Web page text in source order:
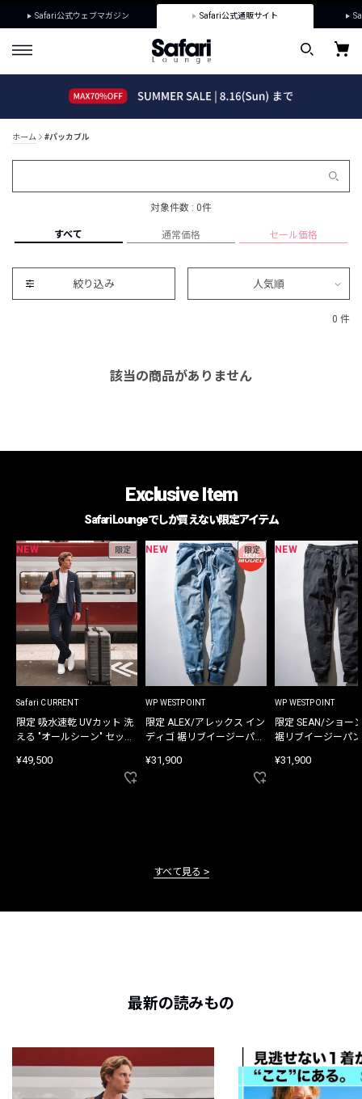
Safari公式ウェブマガジン Safari公式通販サイト
ホーム #パッカブル
対象件数 : 0件
すべて 通常価格 セール価格
絞り込み 人気順
0 件
該当の商品がありません
Exclusive Item
Safari Loungeでしか買えない限定アイテム
NEW 限定
Safari CURRENT
限定 吸水速乾 UVカット 洗
える "オールシーン" セット
¥49,500
NEW 限定
WP WESTPOINT
限定 ALEX/アレックス イン
ディゴ 裾リブイージーパン
¥31,900
NEW
WP WESTPOINT
限定 SEAN/ショー
裾リブイージーパ
¥31,900
すべて見る
最新の読みもの